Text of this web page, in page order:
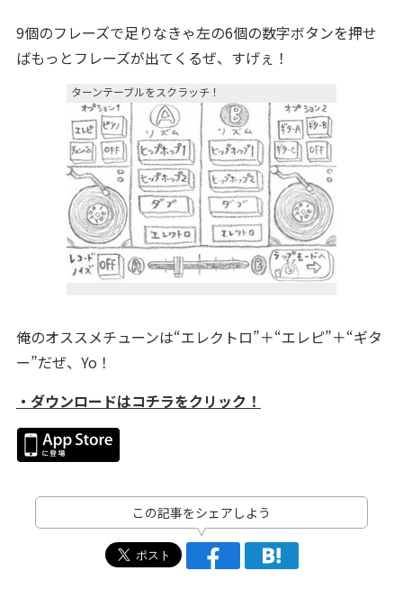
9個のフレーズで足りなきゃ左の6個の数字ボタンを押せ
ばもっとフレーズが出てくるぜ、すげぇ！
ターンテーブルをスクラッチ！
俺のオススメチューンは“エレクトロ”＋“エレピ”＋“ギタ
ー”だぜ、Yo！
・ダウンロードはコチラをクリック！
この記事をシェアしよう